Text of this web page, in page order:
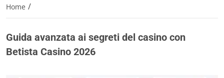
Home /
Guida avanzata ai segreti del casino con
Betista Casino 2026